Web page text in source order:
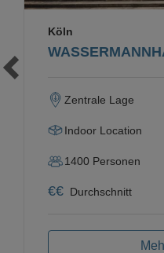
Köln
Zentrale Lage
Indoor Location
1400 Personen
€€ Durchschnitt